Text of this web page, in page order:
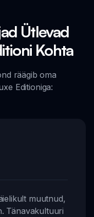
Ütlevad
Kohta
räägib oma
Editioniga:
muutnud,
Tänavakultuuri